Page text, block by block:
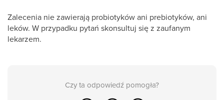
Zalecenia nie zawierają probiotyków ani prebiotyków, ani
leków. W przypadku pytań skonsultuj się z zaufanym
lekarzem.
Czy ta odpowiedź pomogła?